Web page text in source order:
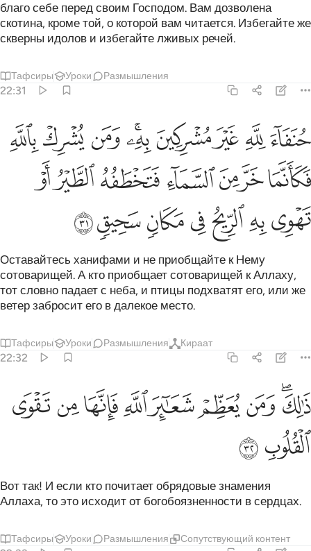
благо себе перед своим Господом. Вам дозволена
скотина, кроме той, о которой вам читается. Избегайте же
скверны идолов и избегайте лживых речей.
Тафсиры Уроки Размышления
22:31
حنفاء لله غير مشركين به ومن يشرك بالله فكانما خر من السماء
حُنَفَآءَ لِلَّهِ غَيْرَ مُشْرِكِينَ بِهِۦ ۚ وَمَن يُشْرِكْ بِٱللَّهِ فَكَأَنَّمَا خَرَّ مِنَ
ﱁﱂﱃﱄﱅﱆﱇﱈﱉ
ﱊﱋﱌﱍﱎﱏﱐ
ﱑﱒﱓﱔﱕﱖﱗ
Оставайтесь ханифами и не приобщайте к Нему
сотоварищей. А кто приобщает сотоварищей к Аллаху,
тот словно падает с неба, и птицы подхватят его, или же
ветер забросит его в далекое место.
Тафсиры Уроки Размышления Кираат
22:32
ذالك ومن يعظم شعاير الله فانها من تقوى القلوب ٣٢
ذَٰلِكَ وَمَن يُعَظِّمْ شَعَـٰٓئِرَ ٱللَّهِ فَإِنَّهَا مِن تَقْوَى ٱلْقُلُوبِ ٣٢
ﱘﱙﱚﱛﱜﱝﱞﱟﱠ
ﱡﱢ
Вот так! И если кто почитает обрядовые знамения
Аллаха, то это исходит от богобоязненности в сердцах.
Тафсиры Уроки Размышления Сопутствующий контент